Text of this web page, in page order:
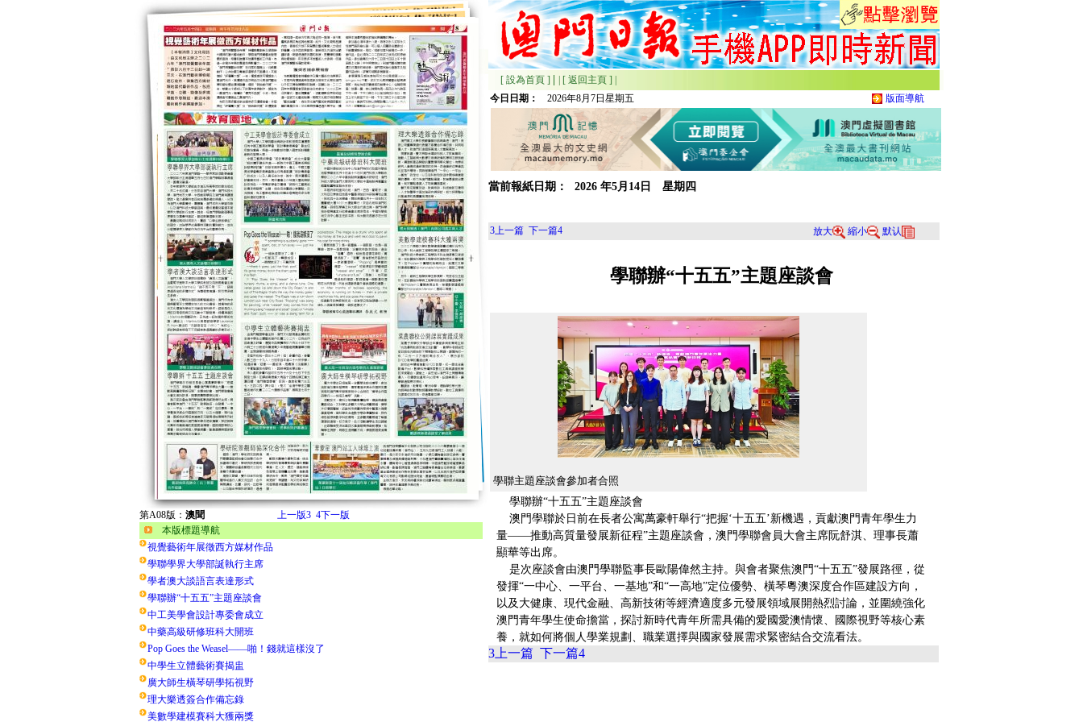
第A08版： 澳聞 上一版3 4下一版
本版標題導航
視覺藝術年展徵西方媒材作品
學聯學界大學部誕執行主席
學者澳大談語言表達形式
學聯辦“十五五”主題座談會
中工美學會設計專委會成立
中藥高級研修班科大開班
Pop Goes the Weasel——啪！錢就這樣沒了
中學生立體藝術賽揭盅
廣大師生橫琴研學拓視野
理大樂透簽合作備忘錄
美數學建模賽科大獲兩獎
[ 設為首頁 ] [ 返回主頁 ]
今日日期：
2026年8月7日星期五 版面導航
當前報紙日期： 2026 年5月 14日 星期 四
3上一篇 下一篇4 放大 縮小 默认
學聯辦“十五五”主題座談會
學聯主題座談會參加者合照
學聯辦“十五五”主題座談會
澳門學聯於日前在長者公寓萬豪軒舉行“把握‘十五五’新機遇，貢獻澳門青年學生力
量——推動高質量發展新征程”主題座談會，澳門學聯會員大會主席阮舒淇、理事長蕭
顯華等出席。
是次座談會由澳門學聯監事長歐陽偉然主持。與會者聚焦澳門“十五五”發展路徑，從
發揮“一中心、一平台、一基地”和“一高地”定位優勢、橫琴粵澳深度合作區建設方向，
以及大健康、現代金融、高新技術等經濟適度多元發展領域展開熱烈討論，並圍繞強化
澳門青年學生使命擔當，探討新時代青年所需具備的愛國愛澳情懷、國際視野等核心素
養，就如何將個人學業規劃、職業選擇與國家發展需求緊密結合交流看法。
3 上一篇 下一篇4